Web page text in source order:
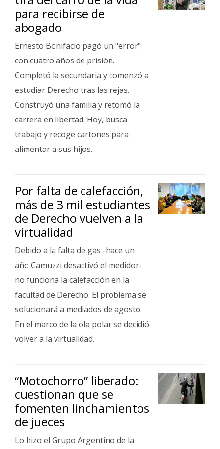
para recibirse de
abogado
Ernesto Bonifacio pagó un "error"
con cuatro años de prisión.
Completó la secundaria y comenzó a
estudiar Derecho tras las rejas.
Construyó una familia y retomó la
carrera en libertad. Hoy, busca
trabajo y recoge cartones para
alimentar a sus hijos.
Por falta de calefacción,
más de 3 mil estudiantes
de Derecho vuelven a la
virtualidad
Debido a la falta de gas -hace un
año Camuzzi desactivó el medidor-
no funciona la calefacción en la
facultad de Derecho. El problema se
solucionará a mediados de agosto.
En el marco de la ola polar se decidió
volver a la virtualidad.
“Motochorro” liberado:
cuestionan que se
fomenten linchamientos
de jueces
Lo hizo el Grupo Argentino de la